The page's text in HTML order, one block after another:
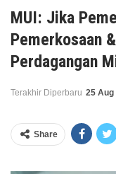
MUI: Jika
Pemerkosaan
Perdagangan
Terakhir Diperbaru 25 Aug
Share